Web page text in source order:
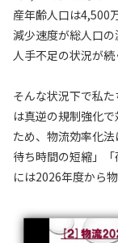
産年齢人口は4,500
減少速度が総人口
人手不足の状況が続
そんな状況下で私
は真逆の規制強化
ため、物流効率化
待ち時間の短縮」
には2026年度から